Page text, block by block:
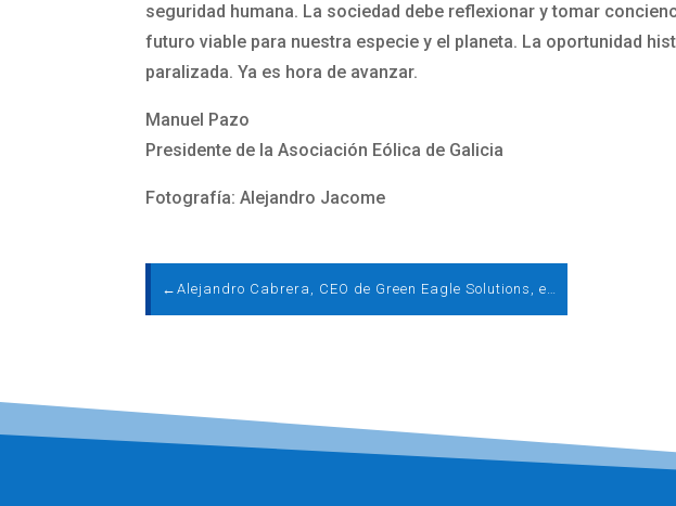
seguridad humana. La sociedad debe reflexionar y tomar
futuro viable para nuestra especie y el planeta. La oportunidad
paralizada. Ya es hora de avanzar.
Manuel Pazo
Presidente de la Asociación Eólica de Galicia
Fotografía: Alejandro Jacome
←